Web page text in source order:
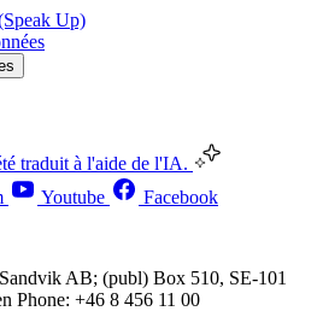
Up)
traduit à l'aide de l'IA.
Youtube Facebook
AB; (publ) Box 510, SE-101
Phone: +46 8 456 11 00